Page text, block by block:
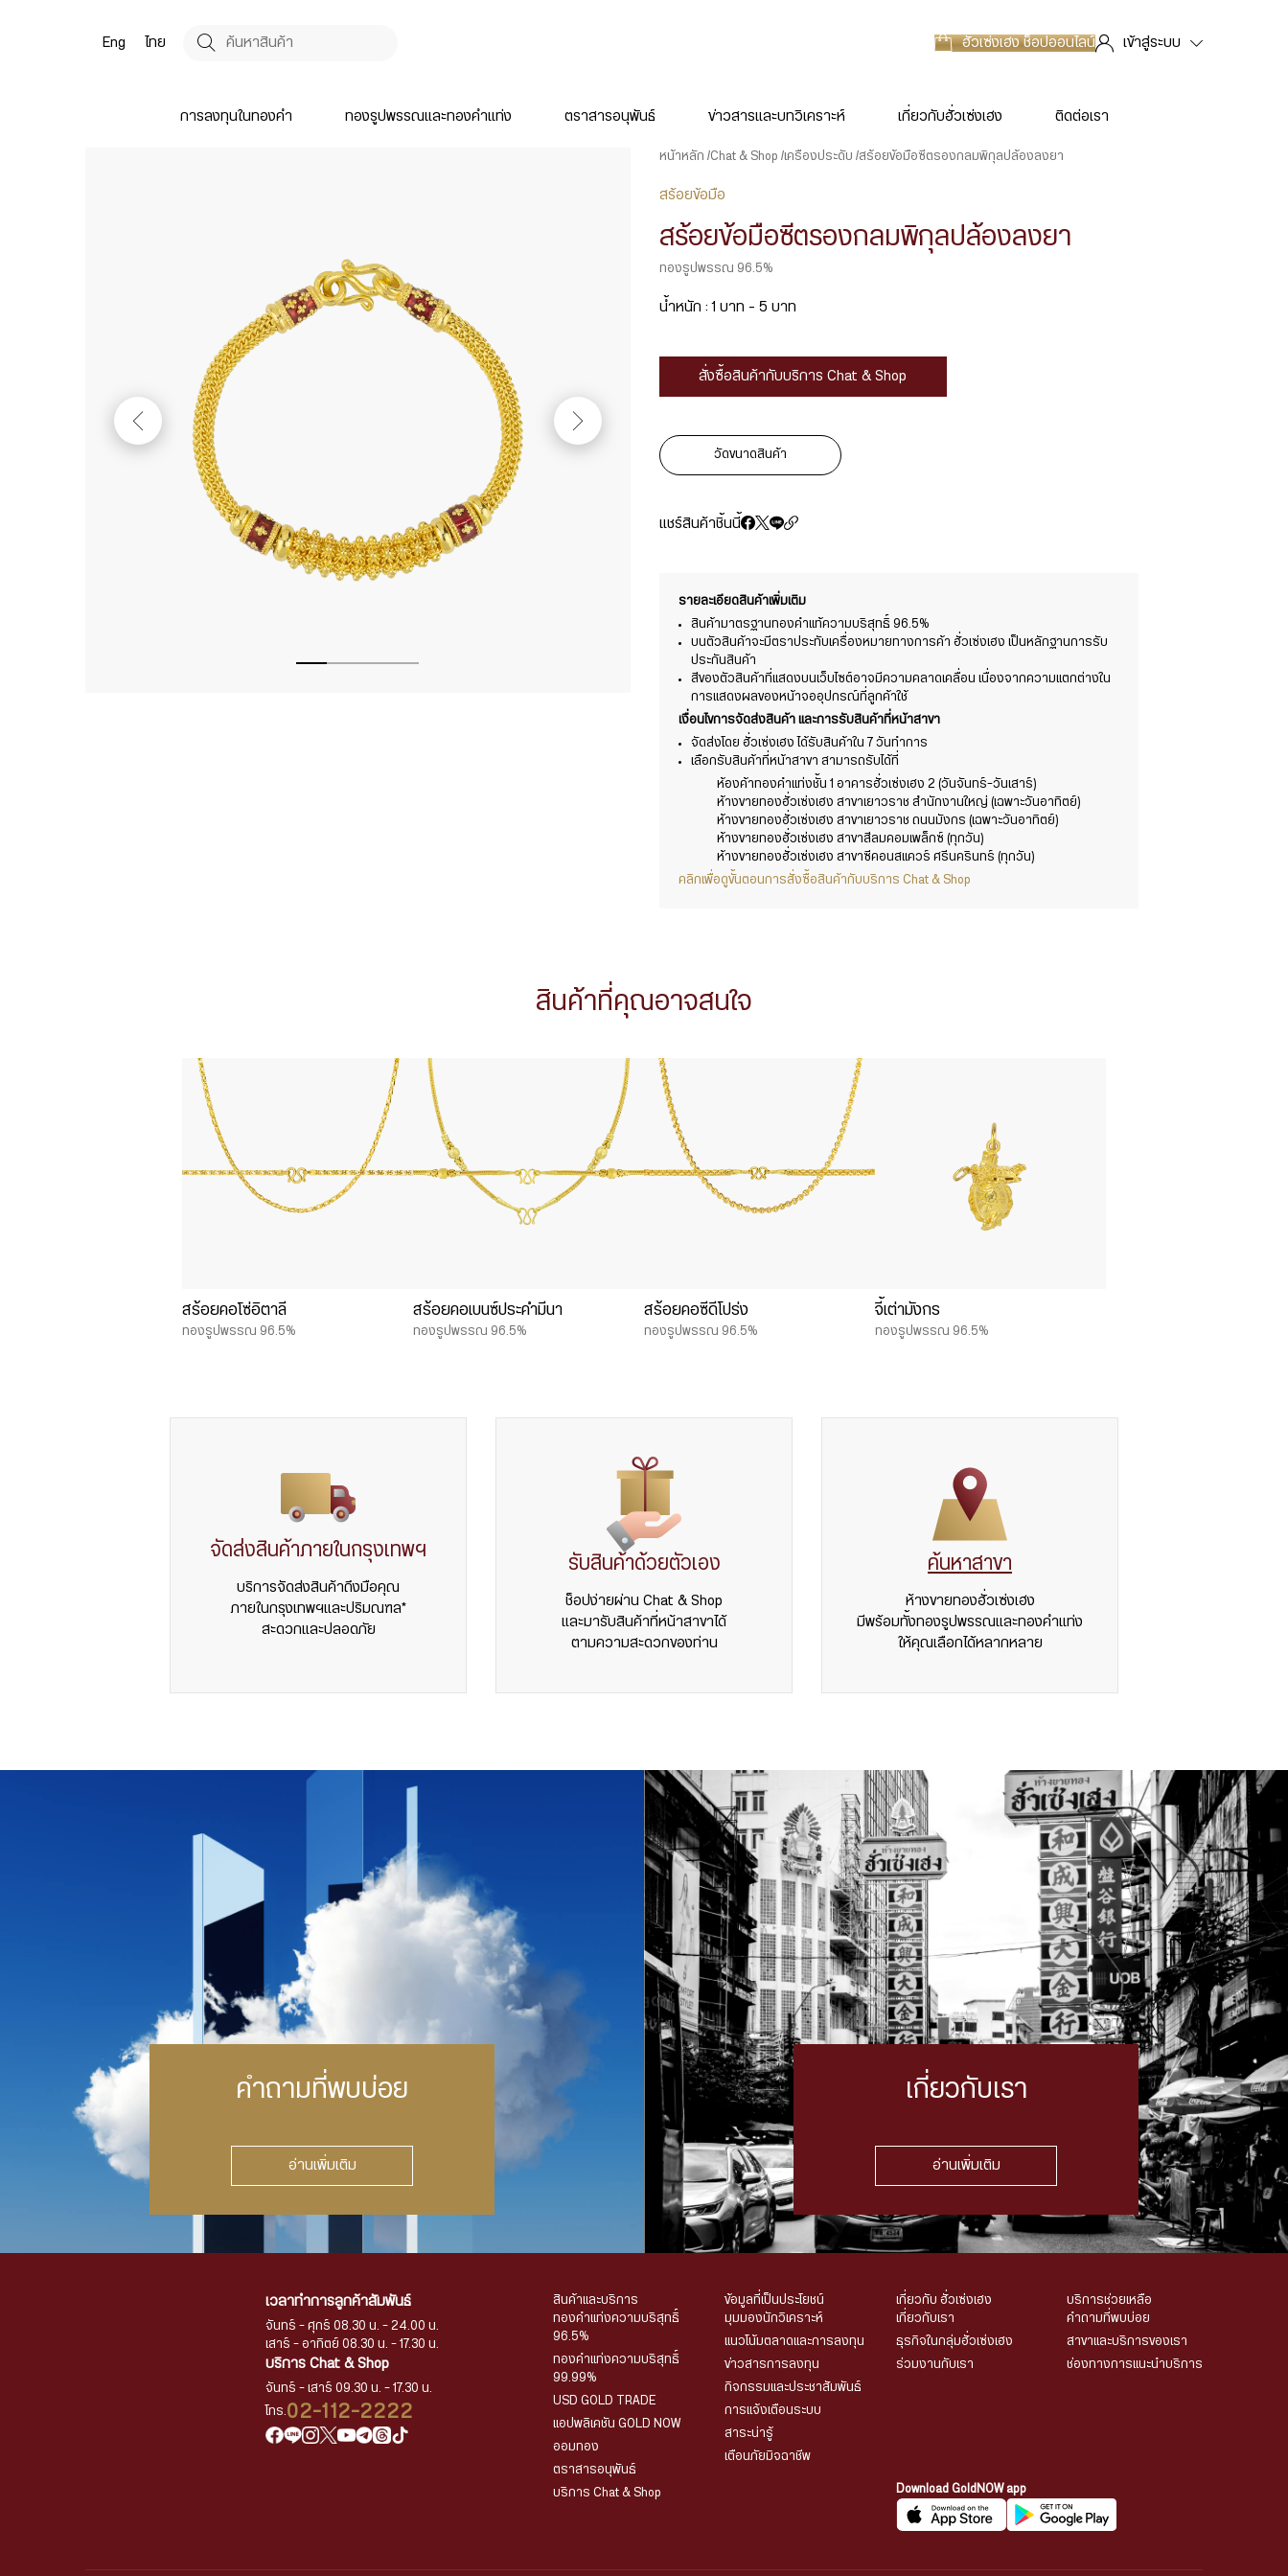
Eng ไทย ฮั่วเซ่งเฮงช็อปออนไลน์ เข้าสู่ระบบ
การลงทุนในทองคำ ทองรูปพรรณและทองคำแท่ง ตราสารอนุพันธ์ ข่าวสารและบทวิเคราะห์ เกี่ยวกับฮั่วเซ่งเฮง ติดต่อเรา
หน้าหลัก Chat & Shop เครื่องประดับ สร้อยข้อมือซีตรองกลมพิกุลปล้องลงยา
สร้อยข้อมือ
สร้อยข้อมือซีตรองกลมพิกุลปล้องลงยา
ทองรูปพรรณ 96.5%
น้ำหนัก : 1 บาท – 5 บาท
สั่งซื้อสินค้ากับบริการ Chat & Shop
วัดขนาดสินค้า
แชร์สินค้าชิ้นนี้
รายละเอียดสินค้าเพิ่มเติม
สินค้ามาตรฐานทองคำแท้ความบริสุทธิ์ 96.5%
บนตัวสินค้าจะมีตราประทับเครื่องหมายทางการค้า ฮั่วเซ่งเฮง เป็นหลักฐานการรับ
ประกันสินค้า
สีของตัวสินค้าที่แสดงบนเว็บไซต์อาจมีความคลาดเคลื่อน เนื่องจากความแตกต่างใน
การแสดงผลของหน้าจออุปกรณ์ที่ลูกค้าใช้
เงื่อนไขการจัดส่งสินค้า และการรับสินค้าที่หน้าสาขา
จัดส่งโดย ฮั่วเซ่งเฮง ได้รับสินค้าใน 7 วันทำการ
เลือกรับสินค้าที่หน้าสาขา สามารถรับได้ที่
ห้องค้าทองคำแท่งชั้น 1 อาคารฮั่วเซ่งเฮง 2 (วันจันทร์-วันเสาร์)
ห้างขายทองฮั่วเซ่งเฮง สาขาเยาวราช สำนักงานใหญ่ (เฉพาะวันอาทิตย์)
ห้างขายทองฮั่วเซ่งเฮง สาขาเยาวราช ถนนมังกร (เฉพาะวันอาทิตย์)
ห้างขายทองฮั่วเซ่งเฮง สาขาสีลมคอมเพล็กซ์ (ทุกวัน)
ห้างขายทองฮั่วเซ่งเฮง สาขาซีคอนสแควร์ ศรีนครินทร์ (ทุกวัน)
คลิกเพื่อดูขั้นตอนการสั่งซื้อสินค้ากับบริการ Chat & Shop
สินค้าที่คุณอาจสนใจ
สร้อยคอโซ่อิตาลี
ทองรูปพรรณ 96.5%
สร้อยคอเบนซ์ประคำมีนา
ทองรูปพรรณ 96.5%
สร้อยคอซีดีโปร่ง
ทองรูปพรรณ 96.5%
จี้เต่ามังกร
ทองรูปพรรณ 96.5%
จัดส่งสินค้าภายในกรุงเทพฯ
บริการจัดส่งสินค้าถึงมือคุณ
ภายในกรุงเทพฯและปริมณฑล*
สะดวกและปลอดภัย
รับสินค้าด้วยตัวเอง
ช็อปง่ายผ่าน Chat & Shop
และมารับสินค้าที่หน้าสาขาได้
ตามความสะดวกของท่าน
ค้นหาสาขา
ห้างขายทองฮั่วเซ่งเฮง
มีพร้อมทั้งทองรูปพรรณและทองคำแท่ง
ให้คุณเลือกได้หลากหลาย
คำถามที่พบบ่อย
อ่านเพิ่มเติม
เกี่ยวกับเรา
อ่านเพิ่มเติม
เวลาทำการลูกค้าสัมพันธ์
จันทร์ - ศุกร์ 08.30 น. - 24.00 น.
เสาร์ - อาทิตย์ 08.30 น. - 17.30 น.
บริการ Chat & Shop
จันทร์ - เสาร์ 09.30 น. - 17.30 น.
โทร.02-112-2222
สินค้าและบริการ
ทองคำแท่งความบริสุทธิ์
96.5%
ทองคำแท่งความบริสุทธิ์
99.99%
USD GOLD TRADE
แอปพลิเคชัน GOLD NOW
ออมทอง
ตราสารอนุพันธ์
บริการ Chat & Shop
ข้อมูลที่เป็นประโยชน์
มุมมองนักวิเคราะห์
แนวโน้มตลาดและการลงทุน
ข่าวสารการลงทุน
กิจกรรมและประชาสัมพันธ์
การแจ้งเตือนระบบ
สาระน่ารู้
เตือนภัยมิจฉาชีพ
เกี่ยวกับ ฮั่วเซ่งเฮง
เกี่ยวกับเรา
ธุรกิจในกลุ่มฮั่วเซ่งเฮง
ร่วมงานกับเรา
บริการช่วยเหลือ
คำถามที่พบบ่อย
สาขาและบริการของเรา
ช่องทางการแนะนำบริการ
Download GoldNOW app